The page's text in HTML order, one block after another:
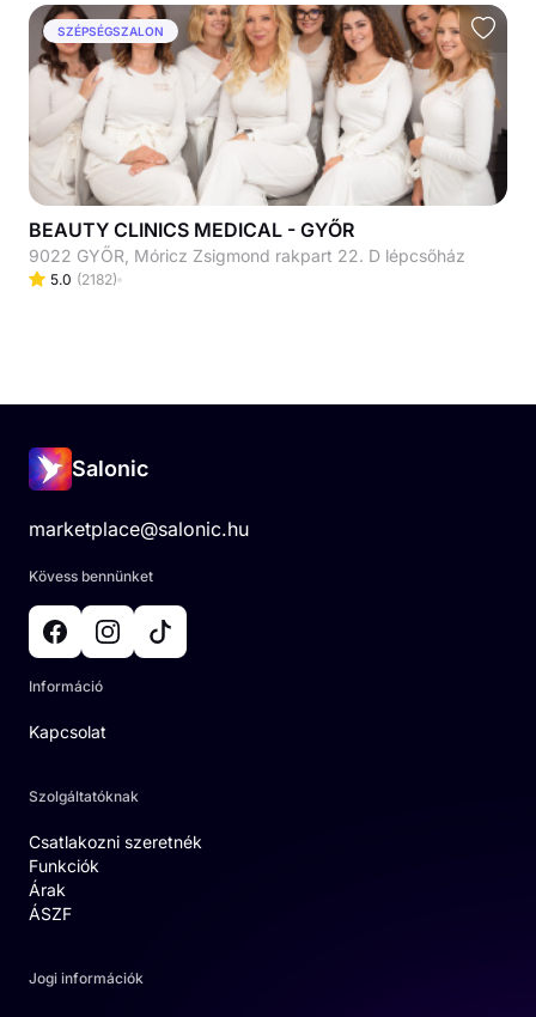
SZÉPSÉGSZALON
BEAUTY CLINICS MEDICAL - GYŐR
9022 GYŐR, Móricz Zsigmond rakpart 22. D lépcsőház
5.0 (2182)
Salonic
marketplace@salonic.hu
Kövess bennünket
Információ
Kapcsolat
Szolgáltatóknak
Csatlakozni szeretnék
Funkciók
Árak
ÁSZF
Jogi információk